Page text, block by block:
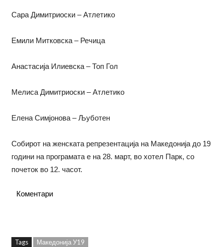
Сара Димитриоски – Атлетико
Емили Митковска – Речица
Анастасија Илиевска – Топ Гол
Мелиса Димитриоски – Атлетико
Елена Симјонова – Љуботен
Собирот на женската репрезентација на Македонија до 19
години на програмата е на 28. март, во хотел Парк, со
почеток во 12. часот.
Коментари
Tags Македонија У19